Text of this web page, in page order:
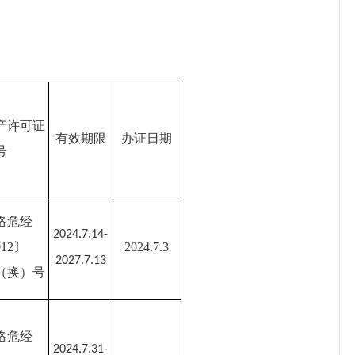
许可证
有效期限 办证日期
危经
〕
换）号
2024.7.14-
2027.7.13
2024.7.3
危经
2024.7.31-